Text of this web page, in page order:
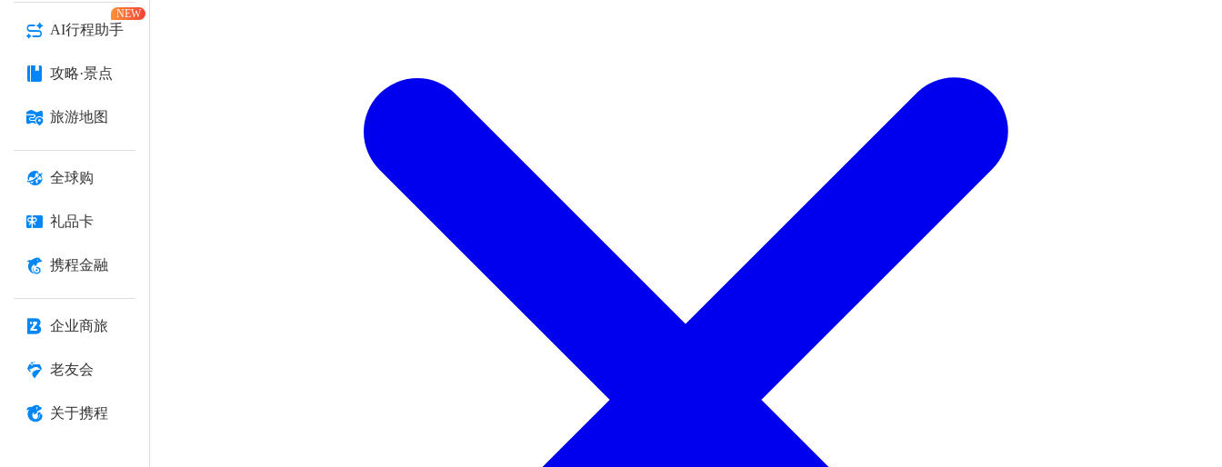
AI行程助手
NEW
攻略·景点
旅游地图
全球购
礼品卡
携程金融
企业商旅
老友会
关于携程